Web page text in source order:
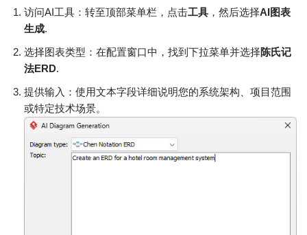
访问AI工具：转至顶部菜单栏，点击工具 ，然后选择AI图表
生成.
选择图表类型：在配置窗口中，找到下拉菜单并选择陈氏记
法ERD.
提供输入：使用文本字段详细说明您的系统架构、项目范围
或特定技术场景。